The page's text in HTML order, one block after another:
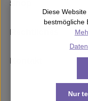
Shop
Rechtliches
Kontakt
Diese
bestmögliche
Nur